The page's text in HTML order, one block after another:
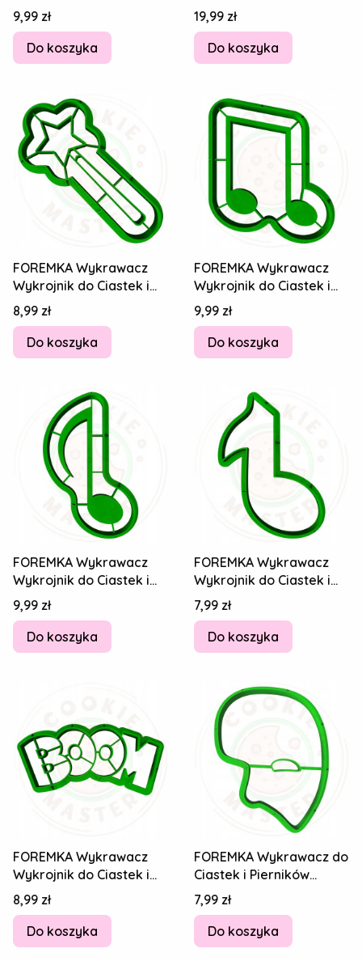
Pierników SYLWESTER -
Szampan 8cm
Cena
9,99 zł
Do koszyka
Smok 1 10cm
Cena
19,99 zł
Do koszyka
FOREMKA Wykrawacz
Wykrojnik do Ciastek i
Pierników SYLWESTER -
Różdżka 8cm
Cena
8,99 zł
Do koszyka
FOREMKA Wykrawacz
Wykrojnik do Ciastek i
Pierników SYLWESTER -
Nuta Nutka
Cena
9,99 zł
Do koszyka
FOREMKA Wykrawacz
Wykrojnik do Ciastek i
Pierników SYLWESTER -
Nuta Nutka
Cena
9,99 zł
Do koszyka
FOREMKA Wykrawacz
Wykrojnik do Ciastek i
Pierników SYLWESTER -
Nuta Nutka
Cena
7,99 zł
Do koszyka
FOREMKA Wykrawacz
Wykrojnik do Ciastek i
Pierników SYLWESTER -
Napis BOOM
Cena
8,99 zł
Do koszyka
FOREMKA Wykrawacz do
Ciastek i Pierników
SYLWESTER - Upiór w
Operze Maska
Cena
7,99 zł
Do koszyka